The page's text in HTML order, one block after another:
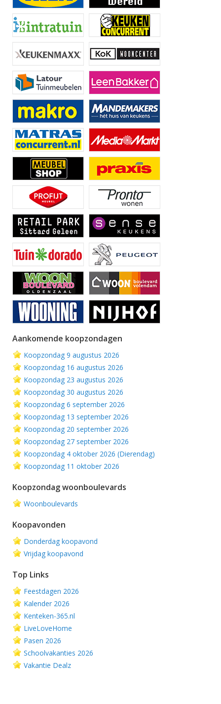
Aankomende koopzondagen
Koopzondag 9 augustus 2026
Koopzondag 16 augustus 2026
Koopzondag 23 augustus 2026
Koopzondag 30 augustus 2026
Koopzondag 6 september 2026
Koopzondag 13 september 2026
Koopzondag 20 september 2026
Koopzondag 27 september 2026
Koopzondag 4 oktober 2026 (Dierendag)
Koopzondag 11 oktober 2026
Koopzondag woonboulevards
Woonboulevards
Koopavonden
Donderdag koopavond
Vrijdag koopavond
Top Links
Feestdagen 2026
Kalender 2026
Kenteken-365.nl
LiveLoveHome
Pasen 2026
Schoolvakanties 2026
Vakantie Dealz